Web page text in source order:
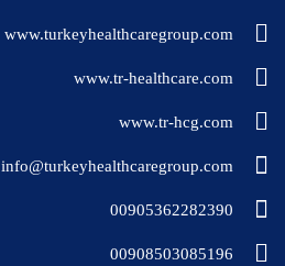
www.turkeyhealthcaregroup.com
www.tr-healthcare.com
www.tr-hcg.com
info@turkeyhealthcaregroup.com
00905362282390
00908503085196